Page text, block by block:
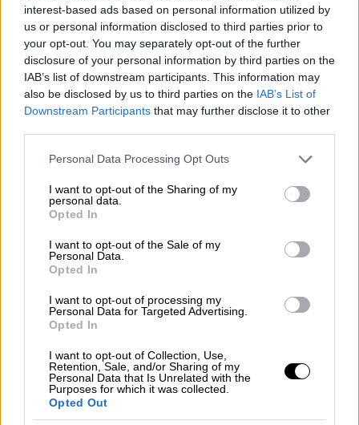
interest-based ads based on personal information utilized by
us or personal information disclosed to third parties prior to
your opt-out. You may separately opt-out of the further
disclosure of your personal information by third parties on the
IAB’s list of downstream participants. This information may
also be disclosed by us to third parties on the IAB’s List of
Downstream Participants that may further disclose it to other
Please note that this website/app uses one or more Google
not limited to your visit or usage behaviour. You may click to
grant or deny consent to Google and its third-party tags to
use your data for below specified purposes in below Google
consent section.
Personal Data Processing Opt Outs
I want to opt-out of the Sharing of my
personal data.
Opted In
I want to opt-out of the Sale of my
Personal Data.
Opted In
I want to opt-out of processing my
Personal Data for Targeted Advertising.
Opted In
I want to opt-out of Collection, Use,
Retention, Sale, and/or Sharing of my
Personal Data that Is Unrelated with the
Purposes for which it was collected.
Opted Out
Cono de Arita: Η φυσική μυστηριώδης
πυραμίδα της Αργεντινής που
καθηλώνει - Μοναδικές εικόνες
Εξαιτίας του εξαιρετικού σχήματος της, για
πυραμίδα είχε κατασκευαστεί από τον
άνθρωπο
ΑΛΛΑ #TAGS